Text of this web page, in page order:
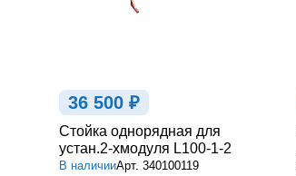
36 500 ₽
Стойка однорядная для
устан.2-хмодуля L100-1-2
В наличииАрт. 340100119